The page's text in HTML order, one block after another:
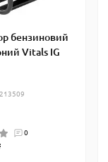
бензиновий
Vitals IG
0